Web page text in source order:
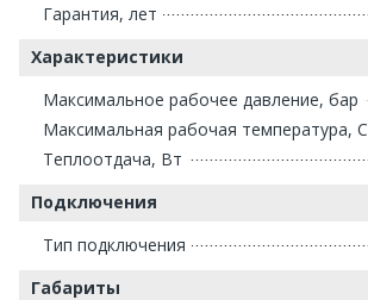
Гарантия, лет
Характеристики
Максимальное рабочее давление, бар
Максимальная рабочая температура, С
Теплоотдача, Вт
Подключения
Тип подключения
Габариты